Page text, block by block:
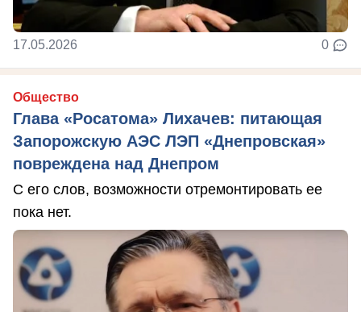
17.05.2026 0
Общество
Глава «Росатома» Лихачев: питающая
Запорожскую АЭС ЛЭП «Днепровская»
повреждена над Днепром
С его слов, возможности отремонтировать ее
пока нет.